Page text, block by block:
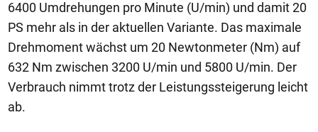
6400 Umdrehungen pro Minute (U/min) und damit 20
PS mehr als in der aktuellen Variante. Das maximale
Drehmoment wächst um 20 Newtonmeter (Nm) auf
632 Nm zwischen 3200 U/min und 5800 U/min. Der
Verbrauch nimmt trotz der Leistungssteigerung leicht
ab.